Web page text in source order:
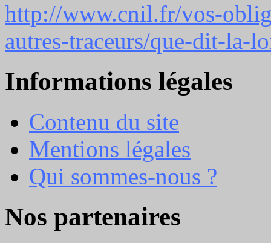
http://www.cnil.fr/vos-
autres-traceurs/que-dit-la-
Informations légales
Contenu du site
Mentions légales
Qui sommes-nous ?
Nos partenaires